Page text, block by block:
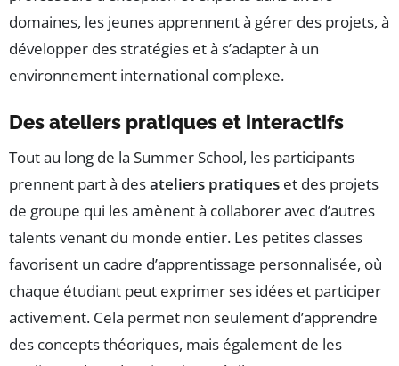
domaines, les jeunes apprennent à gérer des projets, à
développer des stratégies et à s’adapter à un
environnement international complexe.
Des ateliers pratiques et interactifs
Tout au long de la Summer School, les participants
prennent part à desateliers pratiques et des projets
de groupe qui les amènent à collaborer avec d’autres
talents venant du monde entier. Les petites classes
favorisent un cadre d’apprentissage personnalisée, où
chaque étudiant peut exprimer ses idées et participer
activement. Cela permet non seulement d’apprendre
des concepts théoriques, mais également de les